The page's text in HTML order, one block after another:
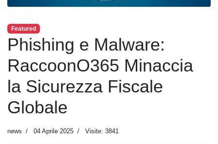
Featured
Phishing e Malware:
RaccoonO365 Minaccia
la Sicurezza Fiscale
Globale
news 04 Aprile 2025 Visite: 3841